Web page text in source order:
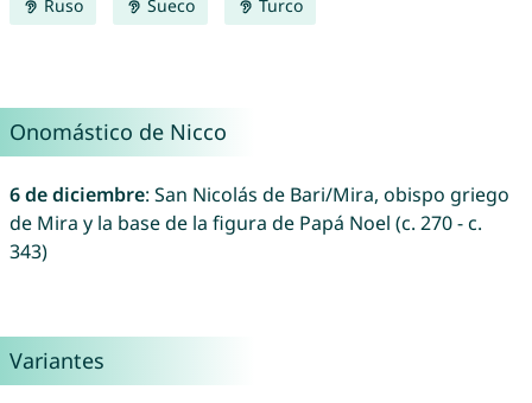
Ruso Sueco Turco
Onomástico de Nicco
6 de diciembre: San Nicolás de Bari/Mira, obispo griego
de Mira y la base de la figura de Papá Noel (c. 270 - c.
343)
Variantes